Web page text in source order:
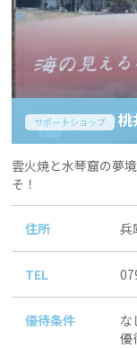
サポートショップ 桃
雲火焼と水琴窟の夢
そ！
住所 兵
TEL
優待条件
な
優